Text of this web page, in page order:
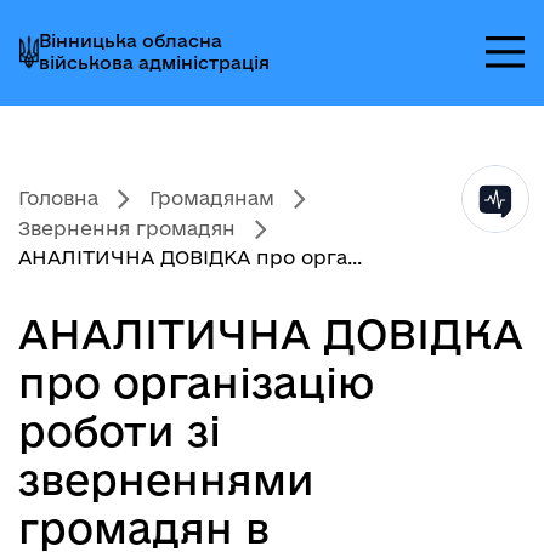
до
головного
меню
до
головного
вмісту
до
головного
колонтитула
Вінницька обласна
військова адміністрація
Головна
Громадянам
Звернення громадян
АНАЛІТИЧНА ДОВІДКА про орга...
АНАЛІТИЧНА ДОВІДКА
про організацію
роботи зі
зверненнями
громадян в